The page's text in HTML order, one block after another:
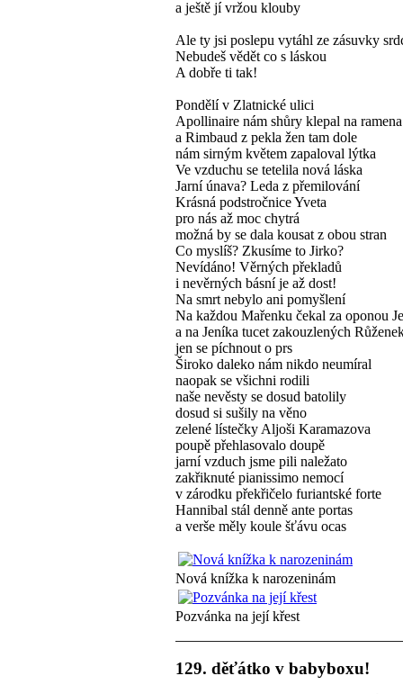
a ještě jí vržou klouby
Ale ty jsi poslepu vytáhl ze zásuvky
Nebudeš vědět co s láskou
A dobře ti tak!
Pondělí v Zlatnické ulici
Apollinaire nám shůry klepal na ramena
a Rimbaud z pekla žen tam dole
nám sirným květem zapaloval lýtka
Ve vzduchu se tetelila nová láska
Jarní únava? Leda z přemilování
Krásná podstročnice Yveta
pro nás až moc chytrá
možná by se dala kousat z obou stran
Co myslíš? Zkusíme to Jirko?
Nevídáno! Věrných překladů
i nevěrných básní je až dost!
Na smrt nebylo ani pomyšlení
Na každou Mařenku čekal za oponou
a na Jeníka tucet zakouzlených
jen se píchnout o prs
Široko daleko nám nikdo neumíral
naopak se všichni rodili
naše nevěsty se dosud batolily
dosud si sušily na věno
zelené lístečky Aljoši Karamazova
poupě přehlasovalo doupě
jarní vzduch jsme pili naležato
zakřiknuté pianissimo nemocí
v zárodku překřičelo furiantské forte
Hannibal stál denně ante portas
a verše měly koule šťávu ocas
Nová knížka k narozeninám
Pozvánka na její křest
129. děťátko v babyboxu!